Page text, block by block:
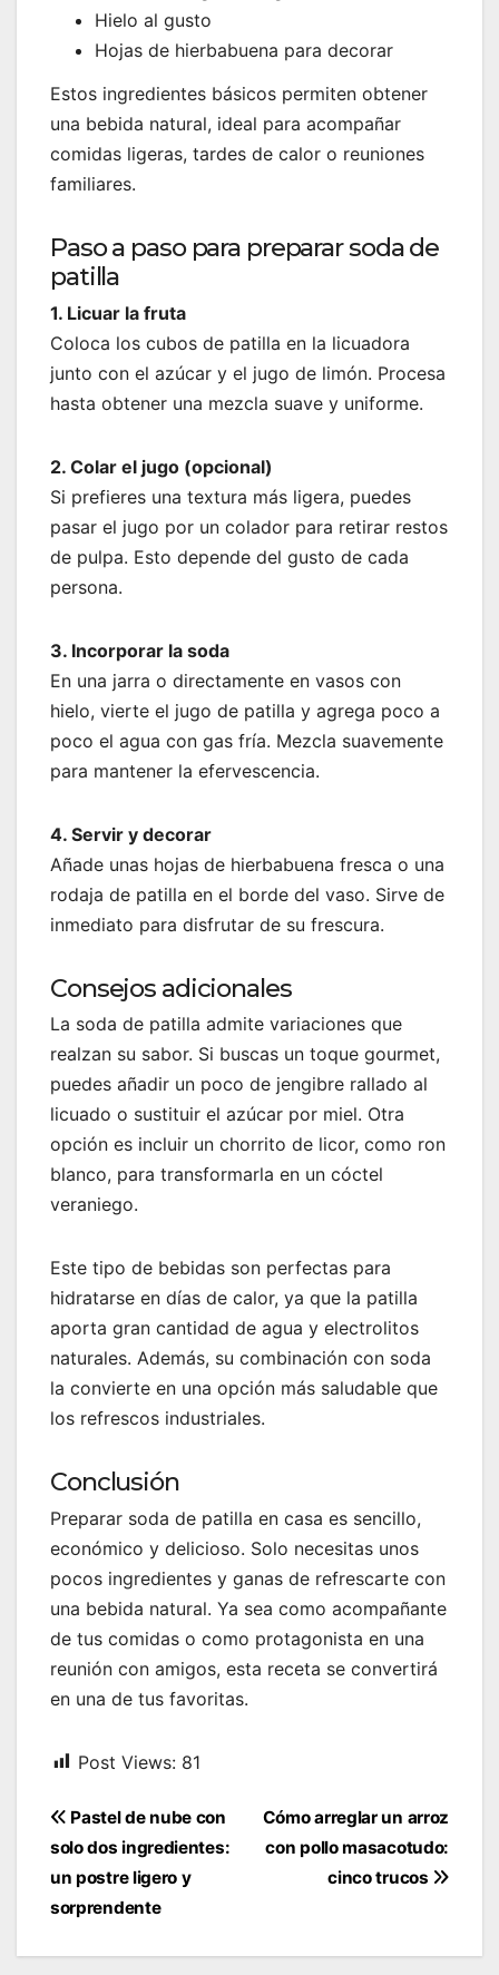
Hielo al gusto
Hojas de hierbabuena para decorar
Estos ingredientes básicos permiten obtener
una bebida natural, ideal para acompañar
comidas ligeras, tardes de calor o reuniones
familiares.
Paso a paso para preparar soda de
patilla
1. Licuar la fruta
Coloca los cubos de patilla en la licuadora
junto con el azúcar y el jugo de limón. Procesa
hasta obtener una mezcla suave y uniforme.
2. Colar el jugo (opcional)
Si prefieres una textura más ligera, puedes
pasar el jugo por un colador para retirar restos
de pulpa. Esto depende del gusto de cada
persona.
3. Incorporar la soda
En una jarra o directamente en vasos con
hielo, vierte el jugo de patilla y agrega poco a
poco el agua con gas fría. Mezcla suavemente
para mantener la efervescencia.
4. Servir y decorar
Añade unas hojas de hierbabuena fresca o una
rodaja de patilla en el borde del vaso. Sirve de
inmediato para disfrutar de su frescura.
Consejos adicionales
La soda de patilla admite variaciones que
realzan su sabor. Si buscas un toque gourmet,
puedes añadir un poco de jengibre rallado al
licuado o sustituir el azúcar por miel. Otra
opción es incluir un chorrito de licor, como ron
blanco, para transformarla en un cóctel
veraniego.
Este tipo de bebidas son perfectas para
hidratarse en días de calor, ya que la patilla
aporta gran cantidad de agua y electrolitos
naturales. Además, su combinación con soda
la convierte en una opción más saludable que
los refrescos industriales.
Conclusión
Preparar soda de patilla en casa es sencillo,
económico y delicioso. Solo necesitas unos
pocos ingredientes y ganas de refrescarte con
una bebida natural. Ya sea como acompañante
de tus comidas o como protagonista en una
reunión con amigos, esta receta se convertirá
en una de tus favoritas.
Post Views: 81
Navegación
de
entradas
Cómo arreglar un arroz
con pollo masacotudo:
cinco trucos
Pastel de nube con
solo dos ingredientes:
un postre ligero y
sorprendente